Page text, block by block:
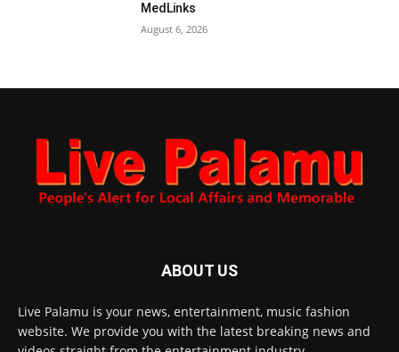
MedLinks
August 6, 2026
ABOUT US
Live Palamu is your news, entertainment, music fashion
website. We provide you with the latest breaking news and